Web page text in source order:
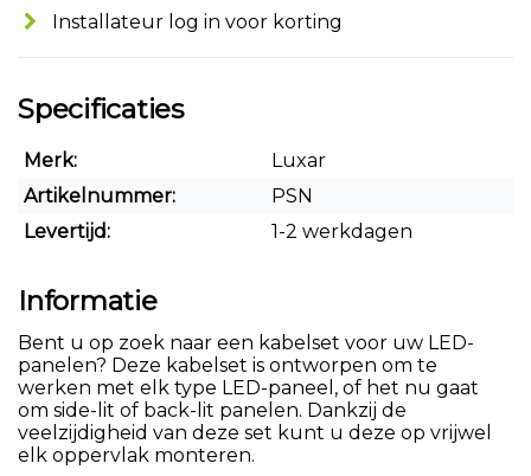
Installateur log in voor korting
Specificaties
Merk:
Luxar
Artikelnummer:
PSN
Levertijd:
1-2 werkdagen
Informatie
Bent u op zoek naar een kabelset voor uw LED-
panelen? Deze kabelset is ontworpen om te
werken met elk type LED-paneel, of het nu gaat
om side-lit of back-lit panelen. Dankzij de
veelzijdigheid van deze set kunt u deze op vrijwel
elk oppervlak monteren.